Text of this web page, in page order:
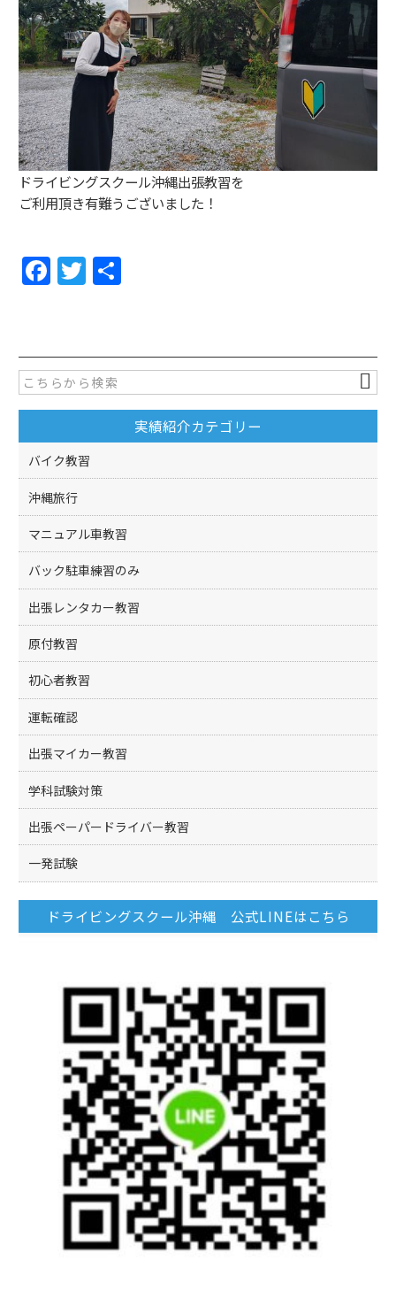
ドライビングスクール沖縄出張教習を
ご利用頂き有難うございました！
F
a
e
b
o
o
k
T
w
er
実績紹介カテゴリー
バイク教習
沖縄旅行
マニュアル車教習
バック駐車練習のみ
出張レンタカー教習
原付教習
初心者教習
運転確認
出張マイカー教習
学科試験対策
出張ペーパードライバー教習
一発試験
ドライビングスクール沖縄 公式LINEはこちら